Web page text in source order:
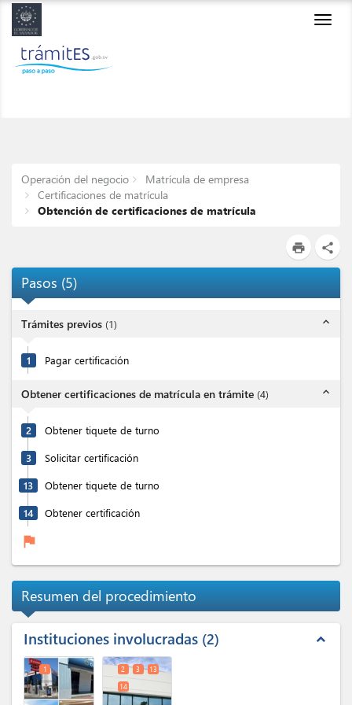
Operación del negocio
Matrícula de empresa
Certificaciones de matrícula
Obtención de certificaciones de matrícula
print share
Pasos (5)
Trámites previos (1) expand_less
1 Pagar certificación
Obtener certificaciones de matrícula en trámite (4) expand_less
2 Obtener tiquete de turno
3 Solicitar certificación
13 Obtener tiquete de turno
14 Obtener certificación
flag
Resumen del procedimiento
Instituciones involucradas 2 expand_less
1 2 3
13
14